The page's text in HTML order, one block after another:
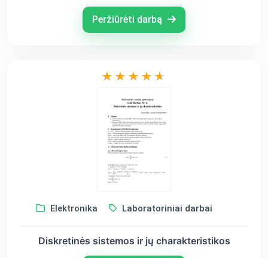
Peržiūrėti darbą
Elektronika Laboratoriniai darbai
Diskretinės sistemos ir jų charakteristikos